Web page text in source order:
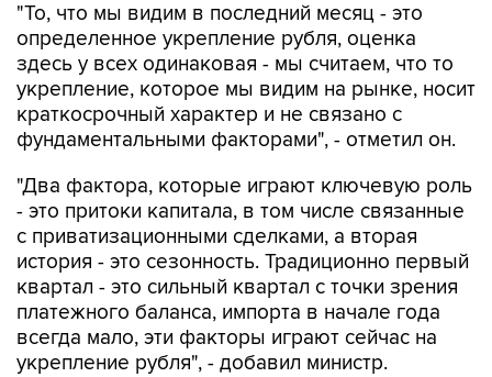
"То, что мы видим в последний месяц - это
определенное укрепление рубля, оценка
здесь у всех одинаковая - мы считаем, что то
укрепление, которое мы видим на рынке, носит
краткосрочный характер и не связано с
фундаментальными факторами", - отметил он.
"Два фактора, которые играют ключевую роль
- это притоки капитала, в том числе связанные
с приватизационными сделками, а вторая
история - это сезонность. Традиционно первый
квартал - это сильный квартал с точки зрения
платежного баланса, импорта в начале года
всегда мало, эти факторы играют сейчас на
укрепление рубля", - добавил министр.